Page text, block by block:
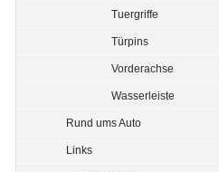
Tuergriffe
Türpins
Vorderachse
Wasserleiste
Rund ums Auto
Links